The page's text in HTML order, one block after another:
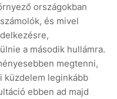
országokban
és mivel
a második hullámra.
megtenni,
küzdelem leginkább
ebben ad majd